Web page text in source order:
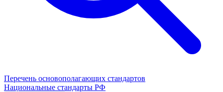
Перечень основополагающих стандартов
Национальные стандарты РФ